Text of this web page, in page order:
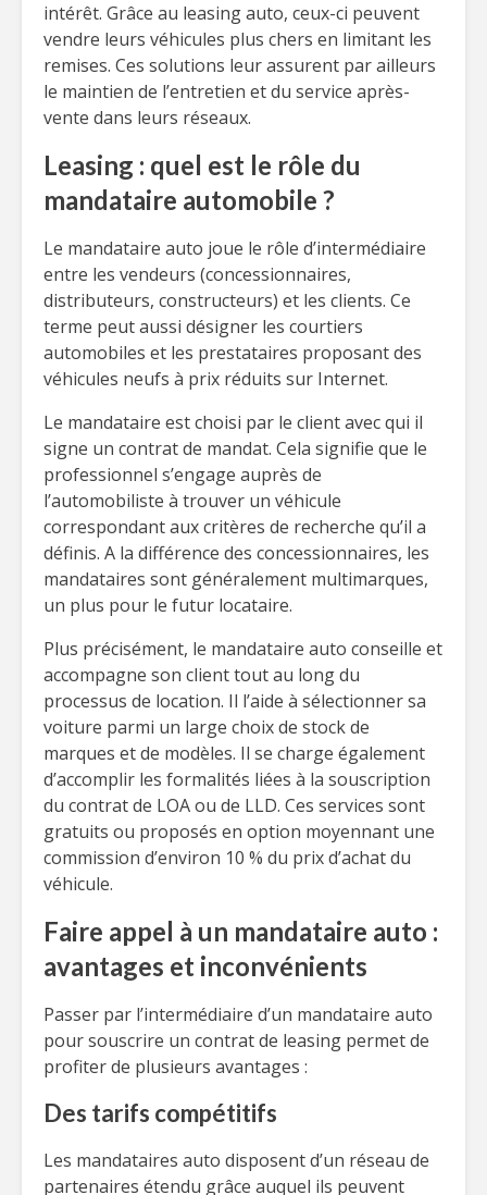
intérêt. Grâce au leasing auto, ceux-ci peuvent
vendre leurs véhicules plus chers en limitant les
remises. Ces solutions leur assurent par ailleurs
le maintien de l’entretien et du service après-
vente dans leurs réseaux.
Leasing : quel est le rôle du
mandataire automobile ?
Le mandataire auto joue le rôle d’intermédiaire
entre les vendeurs (concessionnaires,
distributeurs, constructeurs) et les clients. Ce
terme peut aussi désigner les courtiers
automobiles et les prestataires proposant des
véhicules neufs à prix réduits sur Internet.
Le mandataire est choisi par le client avec qui il
signe un contrat de mandat. Cela signifie que le
professionnel s’engage auprès de
l’automobiliste à trouver un véhicule
correspondant aux critères de recherche qu’il a
définis. A la différence des concessionnaires, les
mandataires sont généralement multimarques,
un plus pour le futur locataire.
Plus précisément, le mandataire auto conseille et
accompagne son client tout au long du
processus de location. Il l’aide à sélectionner sa
voiture parmi un large choix de stock de
marques et de modèles. Il se charge également
d’accomplir les formalités liées à la souscription
du contrat de LOA ou de LLD. Ces services sont
gratuits ou proposés en option moyennant une
commission d’environ 10 % du prix d’achat du
véhicule.
Faire appel à un mandataire auto :
avantages et inconvénients
Passer par l’intermédiaire d’un mandataire auto
pour souscrire un contrat de leasing permet de
profiter de plusieurs avantages :
Des tarifs compétitifs
Les mandataires auto disposent d’un réseau de
partenaires étendu grâce auquel ils peuvent